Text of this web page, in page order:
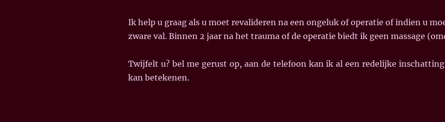
Ik help u graag als u moet revalideren na een ongeluk of operatie of indien u
zware val. Binnen 2 jaar na het trauma of de operatie biedt ik geen massage
Twijfelt u? bel me gerust op, aan de telefoon kan ik al een redelijke
kan betekenen.